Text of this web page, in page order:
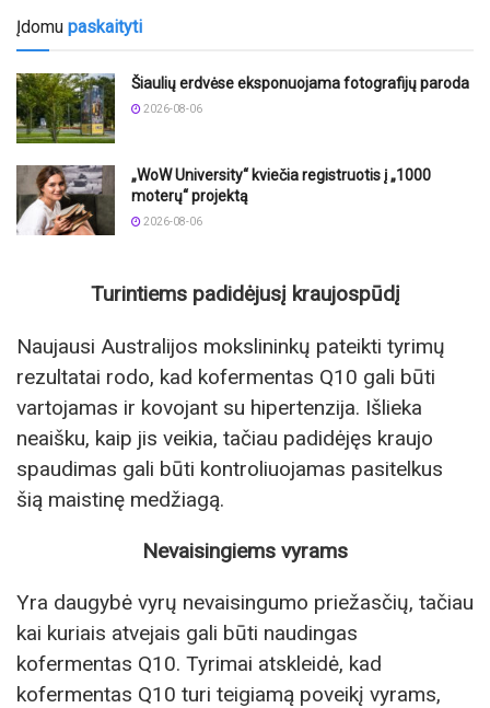
Įdomu paskaityti
Šiaulių erdvėse eksponuojama fotografijų paroda
2026-08-06
„WoW University“ kviečia registruotis į „1000
moterų“ projektą
2026-08-06
Turintiems padidėjusį kraujospūdį
Naujausi Australijos mokslininkų pateikti tyrimų
rezultatai rodo, kad kofermentas Q10 gali būti
vartojamas ir kovojant su hipertenzija. Išlieka
neaišku, kaip jis veikia, tačiau padidėjęs kraujo
spaudimas gali būti kontroliuojamas pasitelkus
šią maistinę medžiagą.
Nevaisingiems vyrams
Yra daugybė vyrų nevaisingumo priežasčių, tačiau
kai kuriais atvejais gali būti naudingas
kofermentas Q10. Tyrimai atskleidė, kad
kofermentas Q10 turi teigiamą poveikį vyrams,